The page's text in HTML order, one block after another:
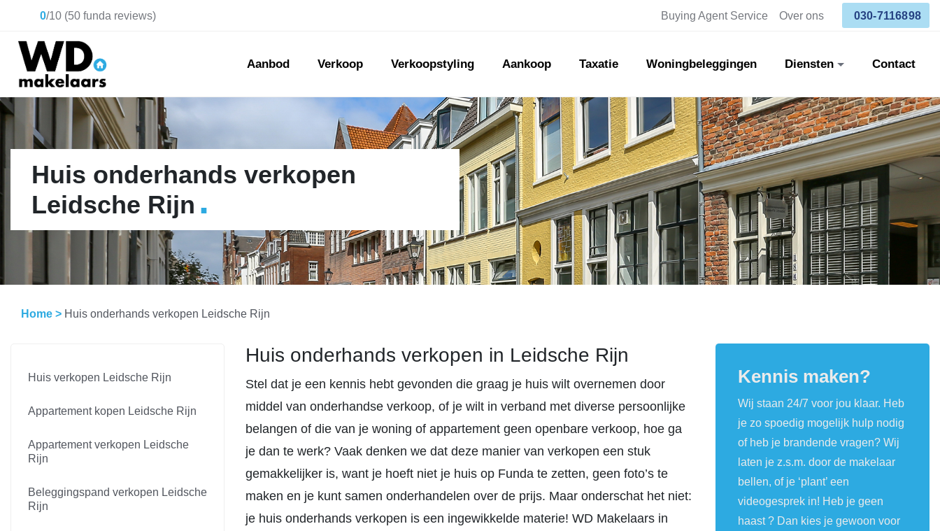
0/10 (50 funda reviews) Buying Agent Service Over ons 030-7116898
Aanbod Verkoop Verkoopstyling Aankoop Taxatie Woningbeleggingen Diensten Contact
Huis onderhands verkopen
Leidsche Rijn .
Home > Huis onderhands verkopen Leidsche Rijn
Huis verkopen Leidsche Rijn
Appartement kopen Leidsche Rijn
Appartement verkopen Leidsche
Rijn
Beleggingspand verkopen Leidsche
Rijn
Huis onderhands verkopen in Leidsche Rijn
Stel dat je een kennis hebt gevonden die graag je huis wilt overnemen door
middel van onderhandse verkoop, of je wilt in verband met diverse persoonlijke
belangen of die van je woning of appartement geen openbare verkoop, hoe ga
je dan te werk? Vaak denken we dat deze manier van verkopen een stuk
gemakkelijker is, want je hoeft niet je huis op Funda te zetten, geen foto’s te
maken en je kunt samen onderhandelen over de prijs. Maar onderschat het niet:
je huis onderhands verkopen is een ingewikkelde materie! WD Makelaars in
Kennis maken?
Wij staan 24/7 voor jou klaar. Heb
je zo spoedig mogelijk hulp nodig
of heb je brandende vragen? Wij
laten je z.s.m. door de makelaar
bellen, of je ‘plant’ een
videogesprek in! Heb je geen
haast ? Dan kies je gewoon voor